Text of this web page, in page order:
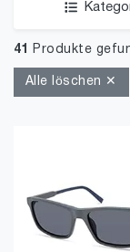
41 Produkte
Alle löschen ✕